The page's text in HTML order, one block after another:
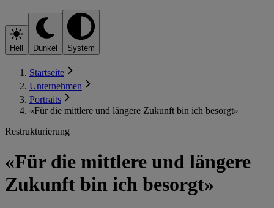
Hell Dunkel System
Startseite
Unternehmen
Portraits
«Für die mittlere und längere Zukunft bin ich besorgt»
Restrukturierung
«Für die mittlere und längere
Zukunft bin ich besorgt»